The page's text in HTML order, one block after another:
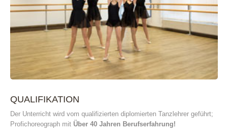
QUALIFIKATION
Der Unterricht wird vom qualifizierten diplomierten Tanzlehrer geführt;
Profichoreograph mit Über 40 Jahren Berufserfahrung!